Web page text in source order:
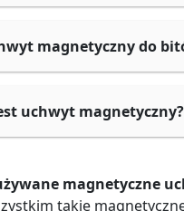
magnetyczny do
uchwyt
magnetyczne
takie